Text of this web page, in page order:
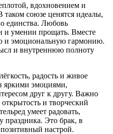
вдохновением и
таком союзе ценятся идеалы,
единства. Любовь
и умении прощать. Вместе
и эмоциональную гармонию.
и внутреннюю полноту
радость и живое
яркими эмоциями,
друг к другу. Важно
и творческий
умеет радовать,
праздника. Это брак, в
настрой.